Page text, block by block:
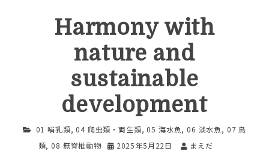
Harmony with
nature and
sustainable
development
01 哺乳類,04 爬虫類・両生類,05 海水魚,06 淡水魚, 07 鳥
類,08 無脊椎動物 2025年5月22日 まえだ